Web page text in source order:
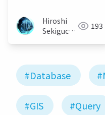
Hiroshi
Sekiguchi
193
#Database
#GIS #Query